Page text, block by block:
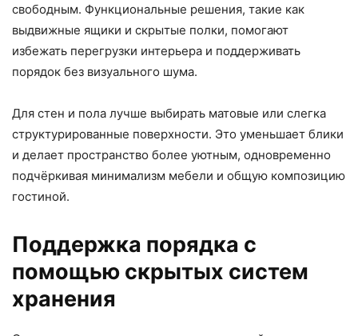
свободным. Функциональные решения, такие как
выдвижные ящики и скрытые полки, помогают
избежать перегрузки интерьера и поддерживать
порядок без визуального шума.
Для стен и пола лучше выбирать матовые или слегка
структурированные поверхности. Это уменьшает блики
и делает пространство более уютным, одновременно
подчёркивая минимализм мебели и общую композицию
гостиной.
Поддержка порядка с
помощью скрытых систем
хранения